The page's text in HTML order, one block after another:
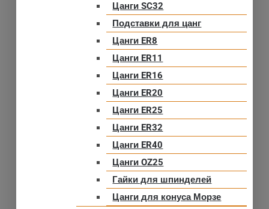
Цанги SC32
Подставки для цанг
Цанги ER8
Цанги ER11
Цанги ER16
Цанги ER20
Цанги ER25
Цанги ER32
Цанги ER40
Цанги OZ25
Гайки для шпинделей
Цанги для конуса Морзе